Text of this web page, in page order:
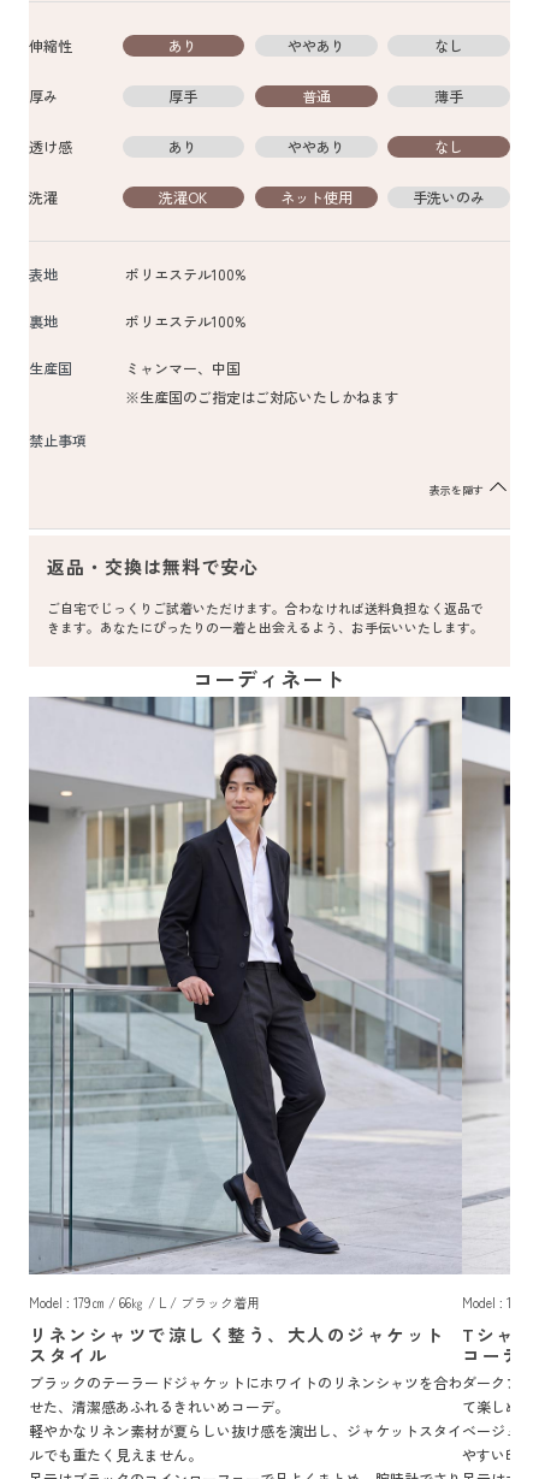
伸縮性 あり ややあり なし
厚み 厚手 普通 薄手
透け感 あり ややあり なし
洗濯 洗濯OK ネット使用 手洗いのみ
表地 ポリエステル100%
裏地 ポリエステル100%
生産国
ミャンマー、中国
※生産国のご指定はご対応いたしかねます
禁止事項
表示を隠す
返品・交換は無料で安心
ご自宅でじっくりご試着いただけます。合わなければ送料負担なく返品で
きます。あなたにぴったりの一着と出会えるよう、お手伝いいたします。
コーディネート
Model : 179㎝ / 66㎏ / L / ブラック着用
リネンシャツで涼しく整う、大人のジャケット
スタイル
ブラックのテーラードジャケットにホワイトのリネンシャツを合わ
せた、清潔感あふれるきれいめコーデ。
軽やかなリネン素材が夏らしい抜け感を演出し、ジャケットスタイ
ルでも重たく見えません。
Model : 179
Tシャ
コーデ
ダークブ
て楽しめ
ベージュ
やすい印象